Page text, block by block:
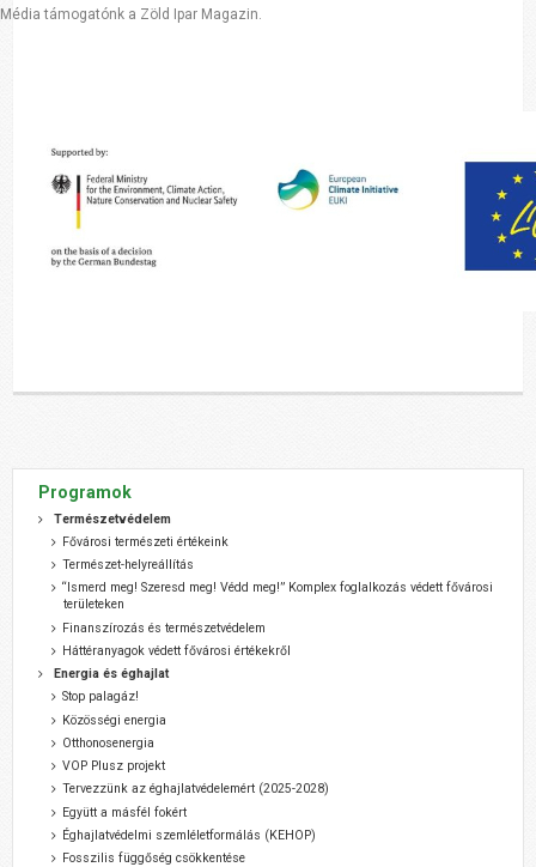
Média támogatónk a Zöld Ipar Magazin.
Programok
Természetvédelem
Fővárosi természeti értékeink
Természet-helyreállítás
“Ismerd meg! Szeresd meg! Védd meg!” Komplex foglalkozás védett fővárosi
területeken
Finanszírozás és természetvédelem
Háttéranyagok védett fővárosi értékekről
Energia és éghajlat
Stop palagáz!
Közösségi energia
Otthonosenergia
VOP Plusz projekt
Tervezzünk az éghajlatvédelemért (2025-2028)
Együtt a másfél fokért
Éghajlatvédelmi szemléletformálás (KEHOP)
Fosszilis függőség csökkentése